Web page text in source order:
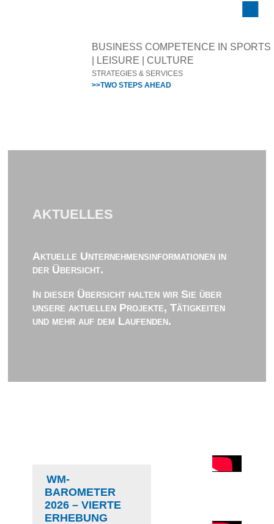
BUSINESS COMPETENCE IN SPORTS
| LEISURE | CULTURE
STRATEGIES & SERVICES
>>TWO STEPS AHEAD
AKTUELLES
Aktuelle Unternehmensinformationen in
der Übersicht.
In dieser Übersicht halten wir Sie über
unsere aktuellen Projekte, Tätigkeiten
und mehr auf dem Laufenden.
WM-
BAROMETER
2026 – VIERTE
ERHEBUNG